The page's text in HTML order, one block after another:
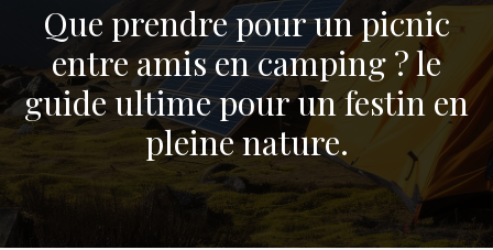
Que prendre pour un picnic
entre amis en camping ? le
guide ultime pour un festin en
pleine nature.